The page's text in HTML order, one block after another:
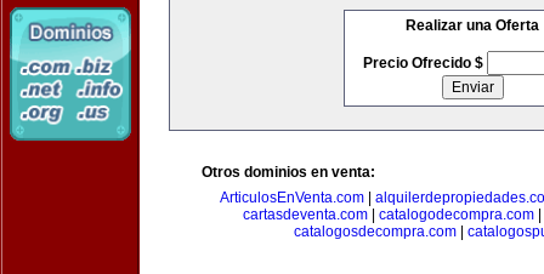
Realizar una Oferta
Precio Ofrecido $
Otros dominios en venta:
ArticulosEnVenta.com
cartasdeventa.com
catalogodecompra.com
catalogosdecompra.com